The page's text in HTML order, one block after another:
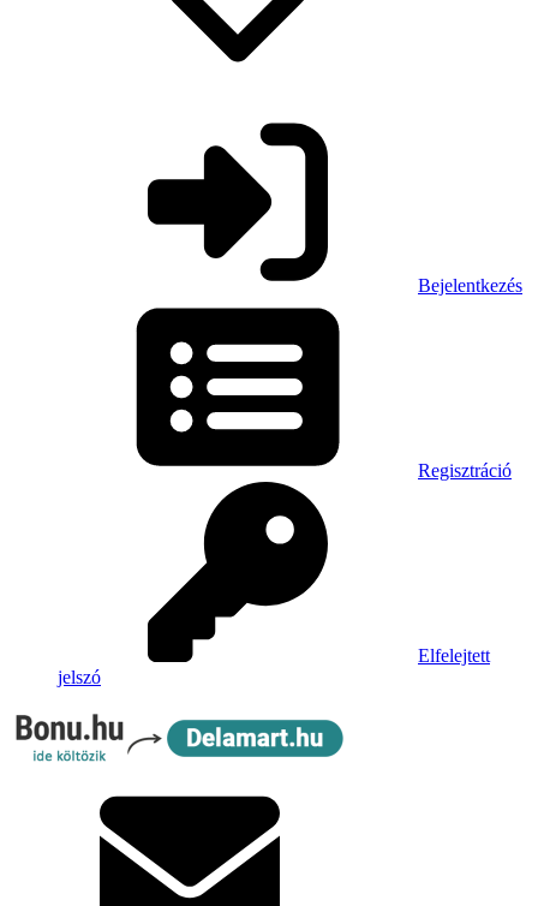
Bejelentkezés
Regisztráció
Elfelejtett
jelszó